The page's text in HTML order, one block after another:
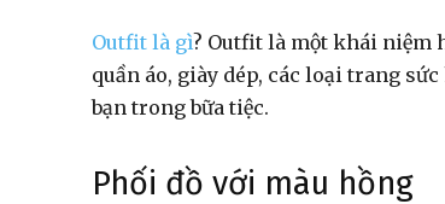
Outfit là gì? Outfit là một khái niệm
quần áo, giày dép, các loại trang
bạn trong bữa tiệc.
Phối đồ với màu hồng